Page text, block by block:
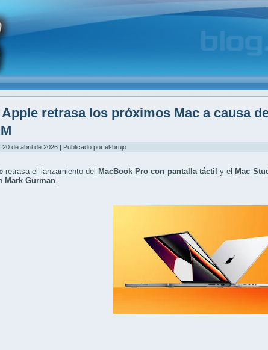
Apple retrasa los próximos Mac a causa
20 de abril de 2026 | Publicado por el-brujo
retrasa el lanzamiento del MacBook Pro con pantalla táctil y el Mac
Mark Gurman